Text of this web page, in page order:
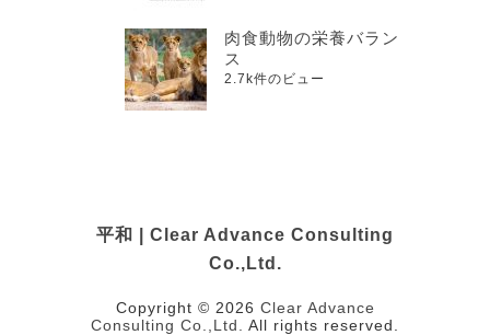
肉食動物の栄養バラン
ス
2.7k件のビュー
平和 | Clear Advance Consulting
Co.,Ltd.
Copyright © 2026 Clear Advance
Consulting Co.,Ltd.
All rights reserved.